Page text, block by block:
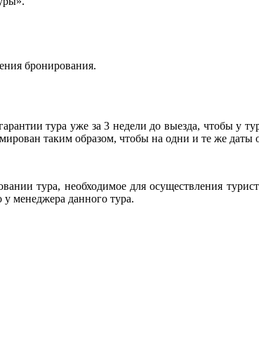
бронирования.
тура уже за 3 недели до выезда, чтобы у
таким образом, чтобы на одни и те же даты
тура, необходимое для осуществления
у менеджера данного тура.